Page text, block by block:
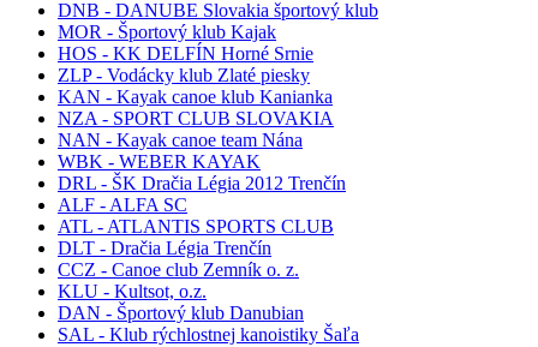
DNB - DANUBE Slovakia športový klub
MOR - Športový klub Kajak
HOS - KK DELFÍN Horné Srnie
ZLP - Vodácky klub Zlaté piesky
KAN - Kayak canoe klub Kanianka
NZA - SPORT CLUB SLOVAKIA
NAN - Kayak canoe team Nána
WBK - WEBER KAYAK
DRL - ŠK Dračia Légia 2012 Trenčín
ALF - ALFA SC
ATL - ATLANTIS SPORTS CLUB
DLT - Dračia Légia Trenčín
CCZ - Canoe club Zemník o. z.
KLU - Kultsot, o.z.
DAN - Športový klub Danubian
SAL - Klub rýchlostnej kanoistiky Šaľa